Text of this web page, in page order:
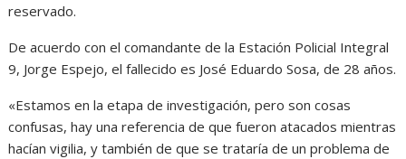
reservado.
De acuerdo con el comandante de la Estación Policial Integral
9, Jorge Espejo, el fallecido es José Eduardo Sosa, de 28 años.
«Estamos en la etapa de investigación, pero son cosas
confusas, hay una referencia de que fueron atacados mientras
hacían vigilia, y también de que se trataría de un problema de